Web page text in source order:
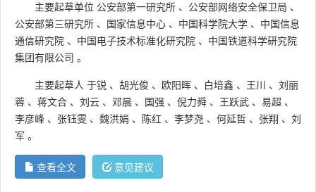
主要起草单位 公安部第一研究所 、 公安部网络安全保卫局 、
公安部第三研究所 、 国家信息中心 、 中国科学院大学 、 中国信息
通信研究院 、 中国电子技术标准化研究院 、 中国铁道科学研究院
集团有限公司 。
主要起草人 于锐 、 胡光俊 、 欧阳晖 、 白培鑫 、 王川 、 刘丽
蓉 、 蒋文合 、 刘云 、 邓晨 、 国强 、 倪力舜 、 王跃武 、 易超 、
李彦峰 、 张钰雯 、 魏洪娟 、 陈红 、 李梦尧 、 何延哲 、 张翔 、 刘
军 。
查看全文 意见建议